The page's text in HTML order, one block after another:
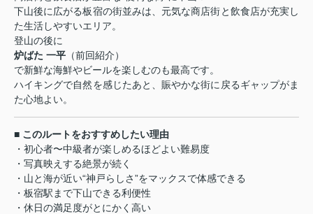
下山後に広がる板宿の街並みは、元気な商店街と飲食店が充実し
た生活しやすいエリア。
登山の後に
炉ばた 一平 （前回紹介）
で新鮮な海鮮やビールを楽しむのも最高です。
ハイキングで自然を感じたあと、賑やかな街に戻るギャップがま
た心地よい。
■ このルートをおすすめしたい理由
・初心者〜中級者が楽しめるほどよい難易度
・写真映えする絶景が続く
・山と海が近い“神戸らしさ”をマックスで体感できる
・板宿駅まで下山できる利便性
・休日の満足度がとにかく高い